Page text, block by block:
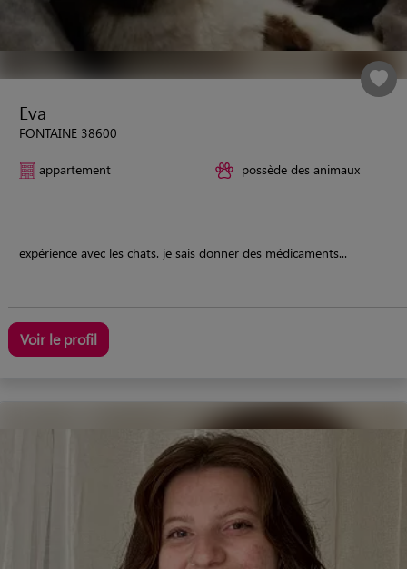
Eva
FONTAINE 38600
appartement possède des animaux
expérience avec les chats. je sais donner des médicaments...
Voir le profil